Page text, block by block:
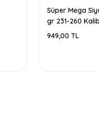
Süper Mega
gr 231-260
949,00 TL